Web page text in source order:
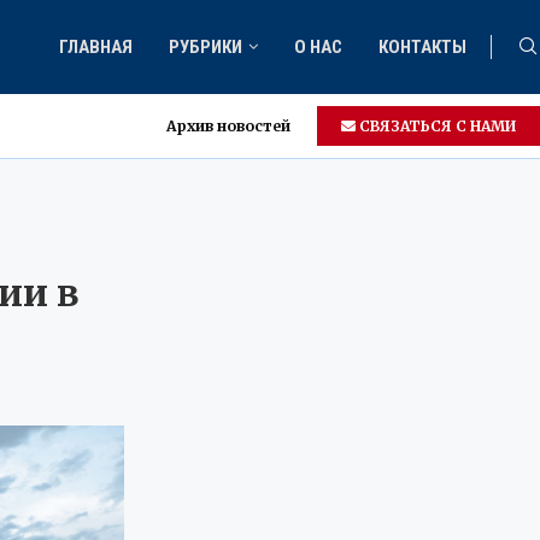
ГЛАВНАЯ РУБРИКИ О НАС КОНТАКТЫ
Архив новостей СВЯЗАТЬСЯ С НАМИ
в